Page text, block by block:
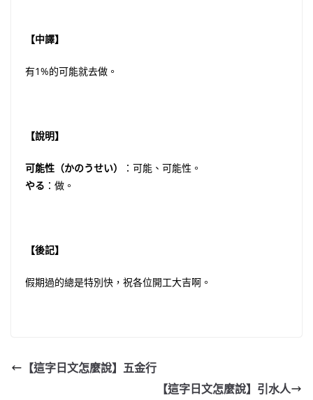
【中譯】
有1%的可能就去做。
【說明】
可能性（かのうせい）
：可能、可能性。
やる ：做。
【後記】
假期過的總是特別快，祝各位開工大吉啊。
【這字日文怎麼說】五金行
【這字日文怎麼說】引水人